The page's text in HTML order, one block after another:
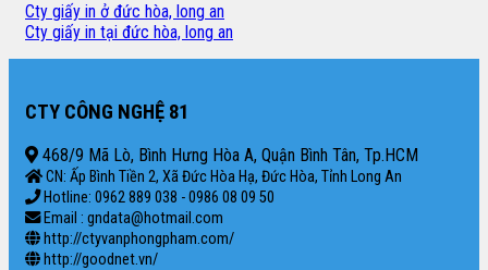
Cty giấy in ở đức hòa, long an
Cty giấy in tại đức hòa, long an
CTY CÔNG NGHỆ 81
468/9 Mã Lò, Bình Hưng Hòa A, Quận Bình Tân, Tp.HCM
CN: Ấp Bình Tiền 2, Xã Đức Hòa Hạ, Đức Hòa, Tỉnh Long An
Hotline: 0962 889 038 - 0986 08 09 50
Email : gndata@hotmail.com
http://ctyvanphongpham.com/
http://goodnet.vn/